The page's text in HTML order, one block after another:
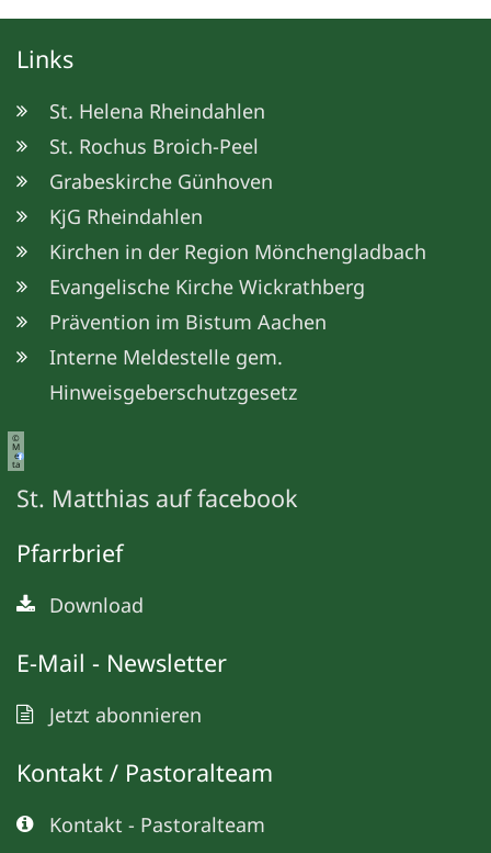
Links
St. Helena Rheindahlen
St. Rochus Broich-Peel
Grabeskirche Günhoven
KjG Rheindahlen
Kirchen in der Region Mönchengladbach
Evangelische Kirche Wickrathberg
Prävention im Bistum Aachen
Interne Meldestelle gem.
Hinweisgeberschutzgesetz
©
M
e
ta
St. Matthias auf facebook
Pfarrbrief
Download
E-Mail - Newsletter
Jetzt abonnieren
Kontakt / Pastoralteam
Kontakt - Pastoralteam